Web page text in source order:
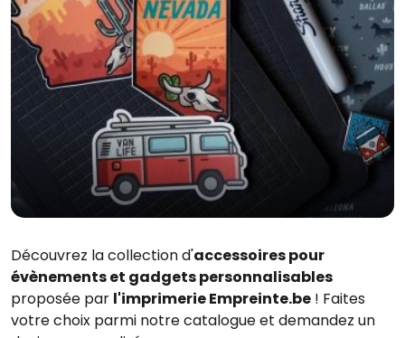
Découvrez la collection d'accessoires pour
évènements et gadgets personnalisables
proposée par l'imprimerie Empreinte.be ! Faites
votre choix parmi notre catalogue et demandez un